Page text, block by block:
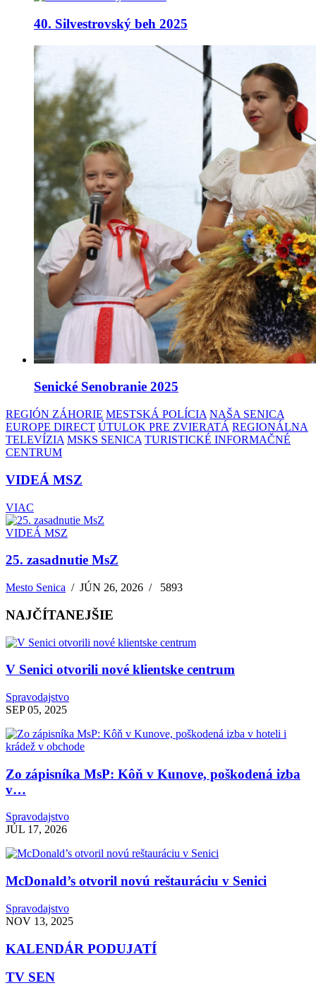
40. Silvestrovský beh 2025
Senické Senobranie 2025
REGIÓN ZÁHORIE MESTSKÁ POLÍCIA NAŠA SENICA
EUROPE DIRECT ÚTULOK PRE ZVIERATÁ REGIONÁLNA
TELEVÍZIA MSKS SENICA TURISTICKÉ INFORMAČNÉ
CENTRUM
VIDEÁ MSZ
VIAC
VIDEÁ MSZ
25. zasadnutie MsZ
Mesto Senica /JÚN 26, 2026 / 5893
NAJČÍTANEJŠIE
V Senici otvorili nové klientske centrum
Spravodajstvo
SEP 05, 2025
Zo zápisníka MsP: Kôň v Kunove, poškodená izba
v…
Spravodajstvo
JÚL 17, 2026
McDonald’s otvoril novú reštauráciu v Senici
Spravodajstvo
NOV 13, 2025
KALENDÁR PODUJATÍ
TV SEN